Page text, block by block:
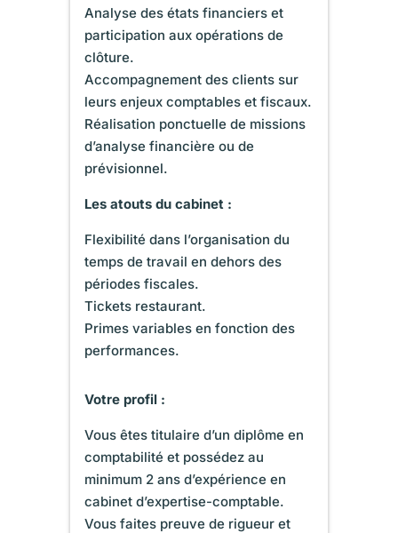
Analyse des états financiers et
participation aux opérations de
clôture.
Accompagnement des clients sur
leurs enjeux comptables et fiscaux.
Réalisation ponctuelle de missions
d’analyse financière ou de
prévisionnel.
Les atouts du cabinet :
Flexibilité dans l’organisation du
temps de travail en dehors des
périodes fiscales.
Tickets restaurant.
Primes variables en fonction des
performances.
Votre profil :
Vous êtes titulaire d’un diplôme en
comptabilité et possédez au
minimum 2 ans d’expérience en
cabinet d’expertise-comptable.
Vous faites preuve de rigueur et